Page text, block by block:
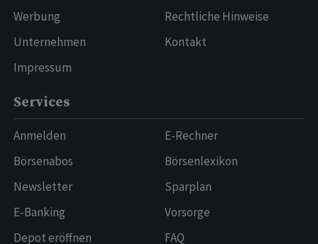
Werbung
Unternehmen
Impressum
Rechtliche Hinweise
Kontakt
Services
Anmelden
Börsenabos
Newsletter
E-Banking
Depot eröffnen
E-Rechner
Börsenlexikon
Sparplan
Vorsorge
FAQ